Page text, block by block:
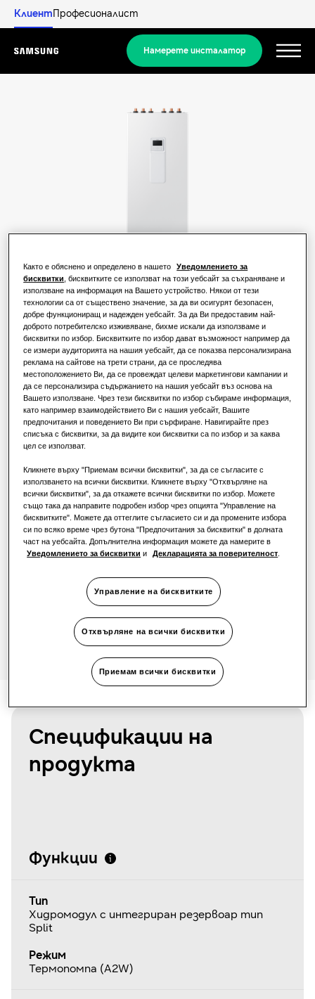
КлиентПрофесионалист
Menu
Намерете инсталатор
Какво е климатик и как работи?
РЕШЕНИЯ ЗА ТЪРГОВСКИ ОБЕКТИ
За хотели
За търговски обекти
За ресторанти
За офиси
Устойчиво развитие
One Samsung
РЕШЕНИЯ ЗА ВАШИЯ ДОМ
Решения за климатизация
Решения за термопомпи
РЕШЕНИЯ ЗА ТЪРГОВСКИ СГРАДИ
Решения за климатизация
Начини за управление
Продукти
Водещи продукти
За Samsung
КАПАЦИТЕТ:
260.0L
ОТОПЛЕНИЕ 35°C: ОТОПЛЕНИЕ 55°C :
Split ClimateHub S2
AE260RNWSEGEU
260.0L
Налична мощност
Монофазен Трифазен
Намерете инсталатор
Спецификации на
продукта
Функции
Тип
Хидромодул с интегриран резервоар тип
Split
Режим
Термопомпа (A2W)
Както е обяснено и определено в нашето
Уведомлението за
бисквитки , бисквитките се използват на този уебсайт за съхраняване и
използване на информация на Вашето устройство. Някои от тези
технологии са от съществено значение, за да ви осигурят безопасен,
добре функциониращ и надежден уебсайт. За да Ви предоставим най-
доброто потребителско изживяване, бихме искали да използваме и
бисквитки по избор. Бисквитките по избор дават възможност например да
се измери аудиторията на нашия уебсайт, да се показва персонализирана
реклама на сайтове на трети страни, да се проследява
местоположението Ви, да се провеждат целеви маркетингови кампании и
да се персонализира съдържанието на нашия уебсайт въз основа на
Вашето използване. Чрез тези бисквитки по избор събираме информация,
като например взаимодействието Ви с нашия уебсайт, Вашите
предпочитания и поведението Ви при сърфиране. Навигирайте през
списъка с бисквитки, за да видите кои бисквитки са по избор и за каква
цел се използват.
Кликнете върху "Приемам всички бисквитки", за да се съгласите с
използването на всички бисквитки. Кликнете върху "Отхвърляне на
всички бисквитки", за да откажете всички бисквитки по избор. Можете
също така да направите подробен избор чрез опцията "Управление на
бисквитките". Можете да оттеглите съгласието си и да промените избора
си по всяко време чрез бутона "Предпочитания за бисквитки" в долната
част на уебсайта. Допълнителна информация можете да намерите в
Уведомлението за бисквитки и Декларацията за поверителност
Управление на бисквитките
Отхвърляне на всички бисквитки
Приемам всички бисквитки